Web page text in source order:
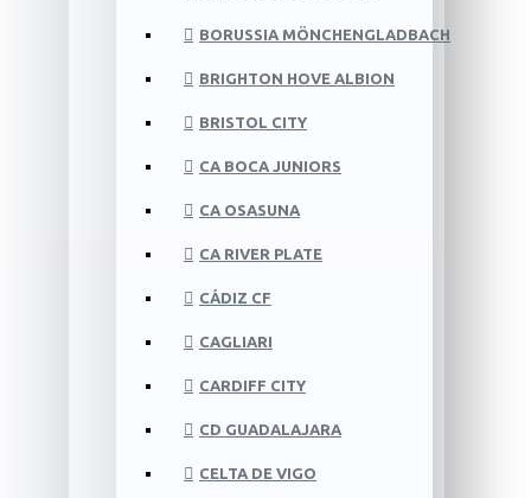
BORUSSIA MÖNCHENGLADBACH
BRIGHTON HOVE ALBION
BRISTOL CITY
CA BOCA JUNIORS
CA OSASUNA
CA RIVER PLATE
CÁDIZ CF
CAGLIARI
CARDIFF CITY
CD GUADALAJARA
CELTA DE VIGO